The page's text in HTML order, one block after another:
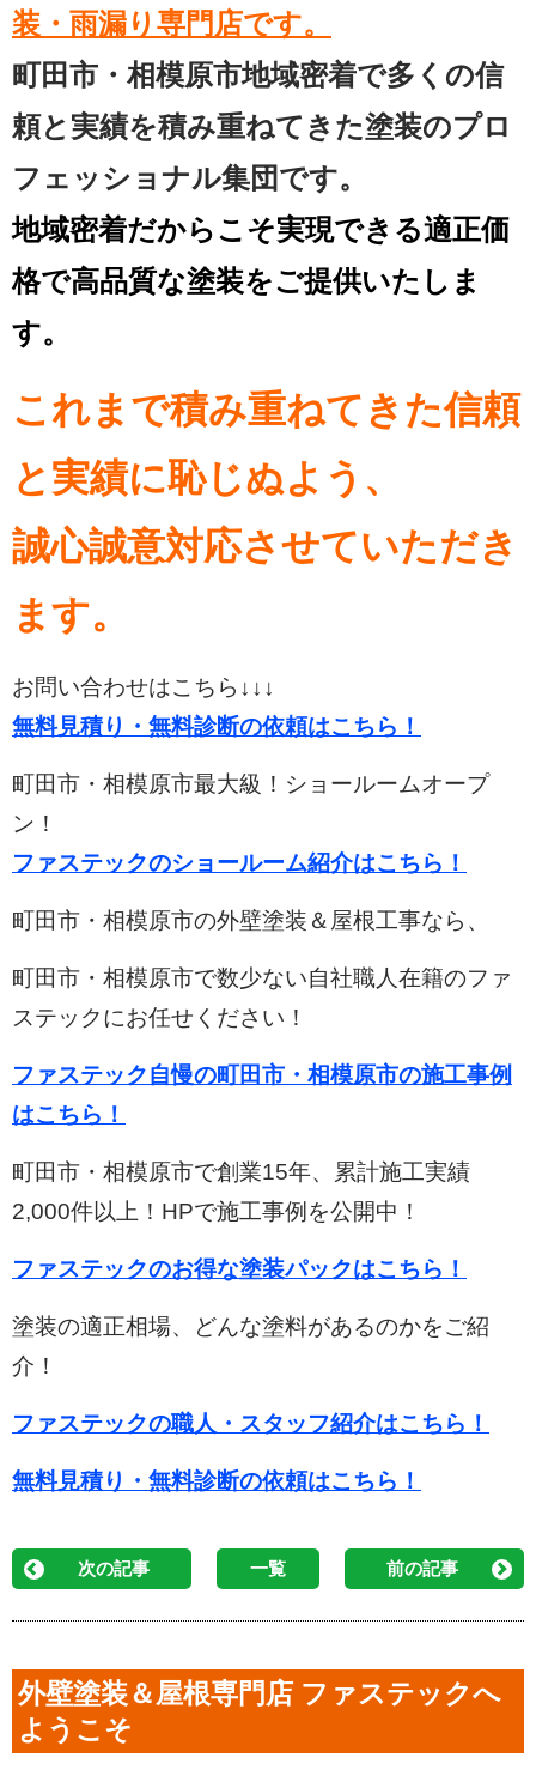
装・雨漏り専門店です。
町田市・相模原市地域密着で多くの信
頼と実績を積み重ねてきた塗装のプロ
フェッショナル集団です。
地域密着だからこそ実現できる適正価
格で高品質な塗装をご提供いたしま
す。
これまで積み重ねてきた信頼
と実績に恥じぬよう、
誠心誠意対応させていただき
ます。
お問い合わせはこちら↓↓↓
無料見積り・無料診断の依頼はこちら！
町田市・相模原市最大級！ショールームオープ
ン！
ファステックのショールーム紹介はこちら！
町田市・相模原市の外壁塗装＆屋根工事なら、
町田市・相模原市で数少ない自社職人在籍のファ
ステックにお任せください！
ファステック自慢の町田市・相模原市の施工事例
はこちら！
町田市・相模原市で創業15年、累計施工実績
2,000件以上！HPで施工事例を公開中！
ファステックのお得な塗装パックはこちら！
塗装の適正相場、どんな塗料があるのかをご紹
介！
ファステックの職人・スタッフ紹介はこちら！
無料見積り・無料診断の依頼はこちら！
次の記事 一覧 前の記事
外壁塗装＆屋根専門店 ファステックへ
ようこそ